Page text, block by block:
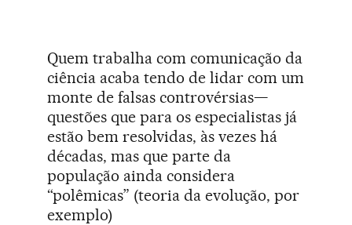
Quem trabalha com comunicação da
ciência acaba tendo de lidar com um
monte de falsas controvérsias—
questões que para os especialistas já
estão bem resolvidas, às vezes há
décadas, mas que parte da
população ainda considera
“polêmicas” (teoria da evolução, por
exemplo)